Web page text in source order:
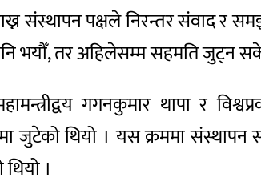
संस्थापन पक्षले निरन्तर संवाद र
पनि भयौँ, तर अहिलेसम्म सहमति
गगनकुमार थापा र
जुटेको थियो । यस क्रममा
।